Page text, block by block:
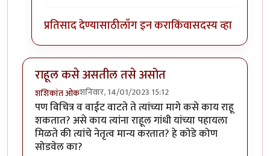
प्रतिसाद देण्यासाठीलॉग इन कराकिंवासदस्य व्हा
राहूल कसे असतील तसे असोत
शशिकांत ओकशनिवार, 14/01/2023 15:12
पण विचित्र व वाईट वाटते ते त्यांच्या मागे कसे काय राहू
शकतात? असे काय त्यांना राहूल गांधी यांच्या पहायला
मिळते की त्यांचे नेतृत्व मान्य करतात? हे कोडे कोण
सोडवेल का?